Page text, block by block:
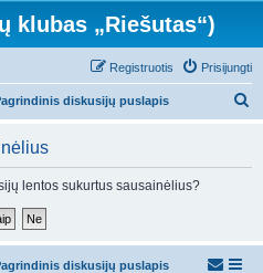
klubas „Riešutas“)
Prisijungti
Registruotis
diskusijų puslapis
lentos sukurtus sausainėlius?
diskusijų puslapis